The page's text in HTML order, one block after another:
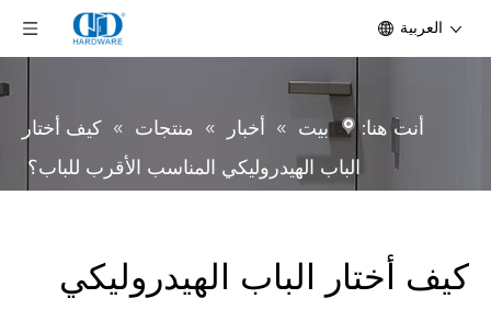
العربية
أنت هنا: بيت » أخبار » منتجات » كيف أختار
الباب الهيدروليكي المناسب الأقرب للباب؟
كيف أختار الباب الهيدروليكي